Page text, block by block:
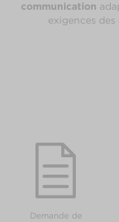
communication
exigences des
Demande de